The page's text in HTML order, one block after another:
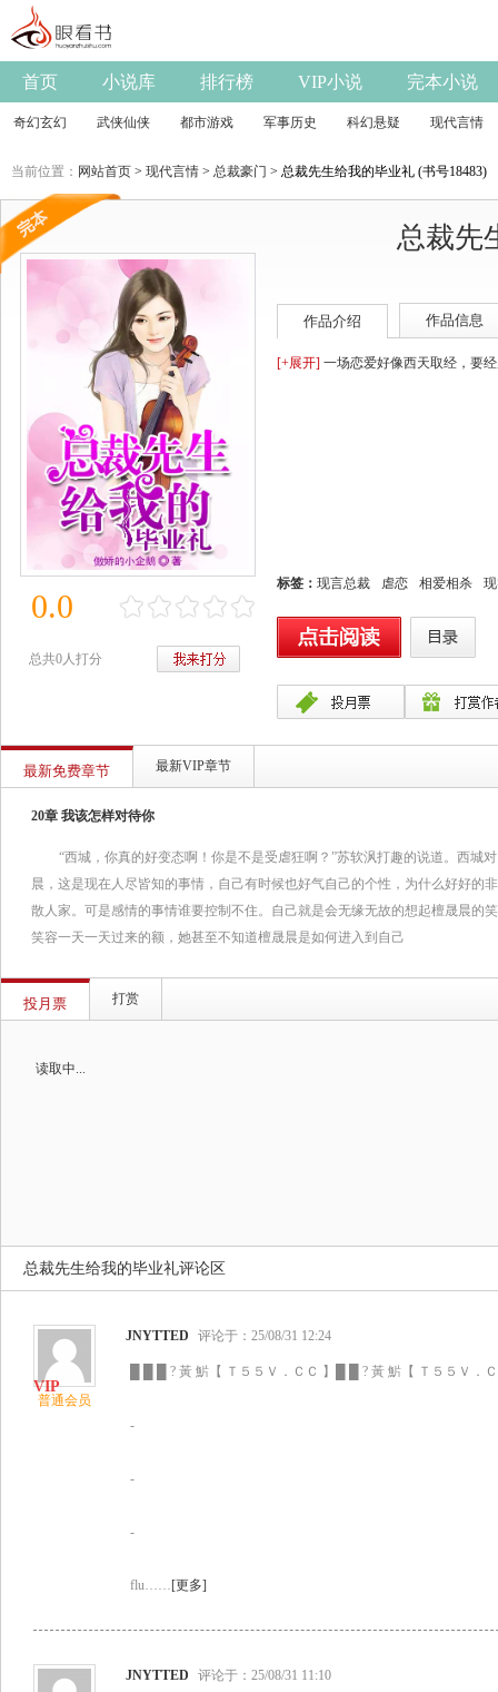
首页 小说库 排行榜 VIP小说 完本小说
奇幻玄幻 武侠仙侠 都市游戏 军事历史 科幻悬疑 现代言情
当前位置： 网站首页 > 现代言情 > 总裁豪门 > 总裁先生给我的毕业礼 (书号18483)
0.0
总共0人打分
总裁先
作品介绍 作品信息
[+展开] 一场恋爱好像西天取经，要
标签： 现言总裁 虐恋 相爱相杀
最新免费章节 最新VIP章节
20章 我该怎样对待你
“西城，你真的好变态啊！你是不是受虐狂啊？”苏软沨打趣的说道。西城
晨，这是现在人尽皆知的事情，自己有时候也好气自己的个性，为什么好好的
散人家。可是感情的事情谁要控制不住。自己就是会无缘无故的想起檀晟晨的
笑容一天一天过来的额，她甚至不知道檀晟晨是如何进入到自己
投月票 打赏
读取中...
总裁先生给我的毕业礼评论区
普通会员
JNYTTED 评论于：25/08/31 12:24
█ █ █ ? 黃 魸【 Ｔ５５Ｖ．ＣＣ 】█ █ ? 黃 魸【 Ｔ５５Ｖ．
-
-
-
flu……[更多]
JNYTTED 评论于：25/08/31 11:10